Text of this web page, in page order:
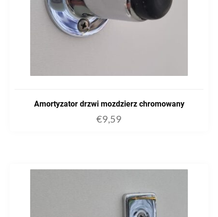
Amortyzator drzwi mozdzierz chromowany
€9,59